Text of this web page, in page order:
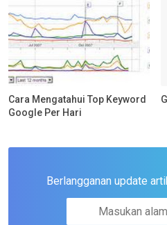
Cara Mengatahui Top Keyword
Google Per Hari
Berlangganan update